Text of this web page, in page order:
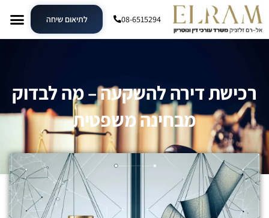
08-6515294 לתיאום שיחה
רכישת דירה להשקעה – מה לבדוק
מבחינה משפטית